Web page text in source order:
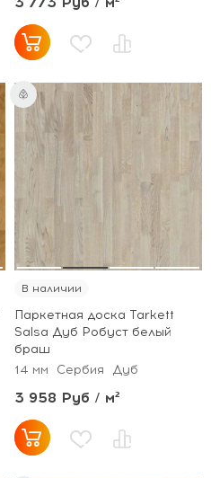
В наличии
Паркетная доска Tarkett
Salsa Дуб Робуст белый
браш
14 мм
Сербия Дуб
3 958 Руб / м²